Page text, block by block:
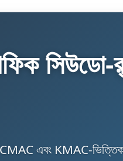
সিউডো-
এবং KMAC-ভিত্তিক